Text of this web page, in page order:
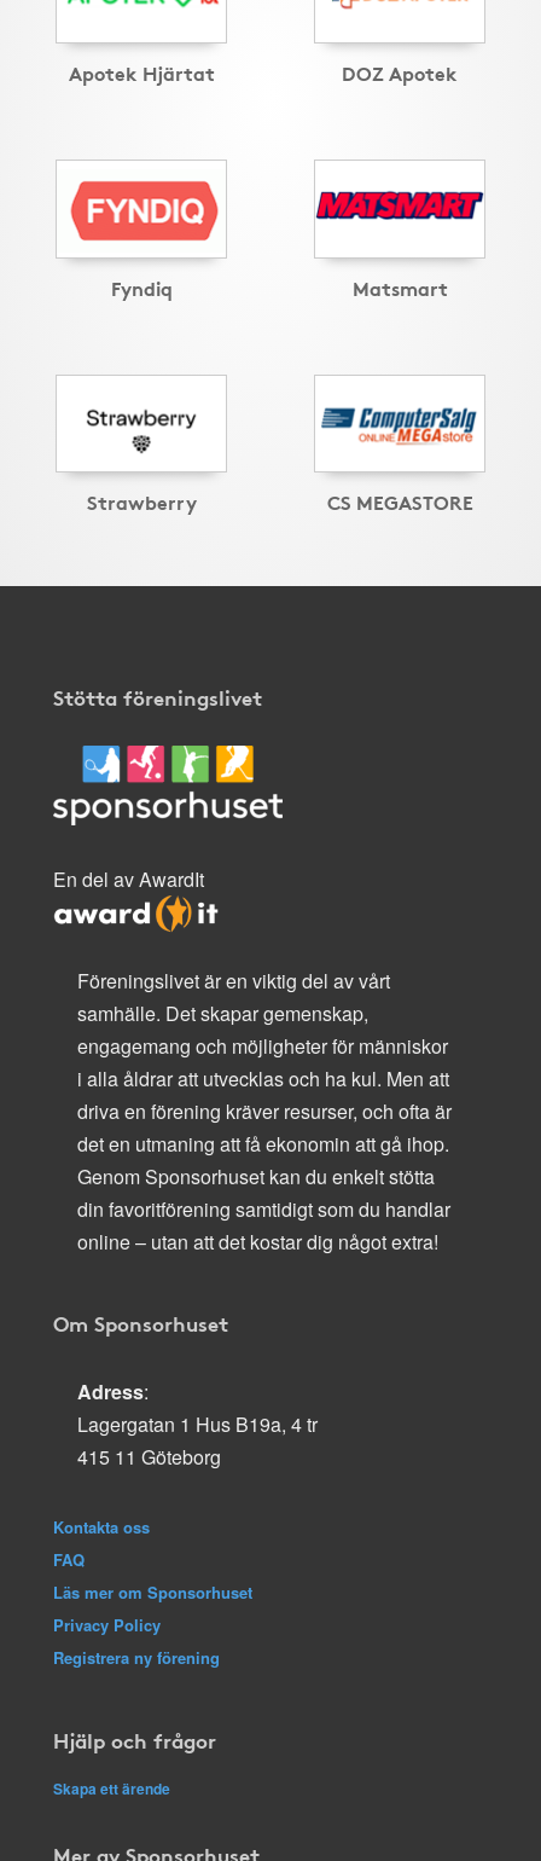
Apotek Hjärtat DOZ Apotek
Fyndiq Matsmart
Strawberry CS MEGASTORE
Stötta föreningslivet
En del av AwardIt
Föreningslivet är en viktig del av vårt
samhälle. Det skapar gemenskap,
engagemang och möjligheter för människor
i alla åldrar att utvecklas och ha kul. Men att
driva en förening kräver resurser, och ofta är
det en utmaning att få ekonomin att gå ihop.
Genom Sponsorhuset kan du enkelt stötta
din favoritförening samtidigt som du handlar
online – utan att det kostar dig något extra!
Om Sponsorhuset
Adress:
Lagergatan 1 Hus B19a, 4 tr
415 11 Göteborg
Kontakta oss
FAQ
Läs mer om Sponsorhuset
Privacy Policy
Registrera ny förening
Hjälp och frågor
Skapa ett ärende
Mer av Sponsorhuset